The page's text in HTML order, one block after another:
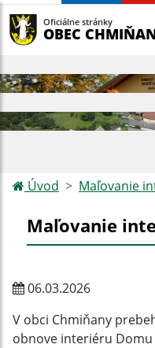
Oficiálne stránky
OBEC
Úvod Maľovanie
Maľovanie
06.03.2026
V obci Chmiňany
obnove interiéru